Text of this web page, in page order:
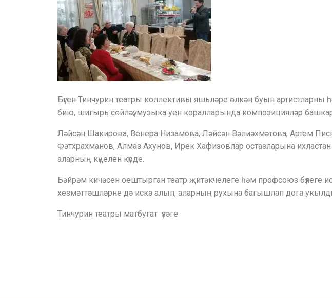
Бүген Тинчурин театры коллективы яшьләре өлкән буын
бию, шигырь сөйләү, музыка уен коралларында композицияләр
Ләйсән Шакирова, Венера Низамова, Ләйсән Вәлиәхмәтова, Артем
Фәтхрахманов, Алмаз Ахунов, Ирек Хафизовлар остазларына
аларның күңелен күрде.
Бәйрәм кичәсен оештырган театр җитәкчелеге һәм профсоюз бүлеге
хезмәттәшләрне дә искә алып, аларның рухына багышлап дога
Тинчурин театры матбугат үзәге